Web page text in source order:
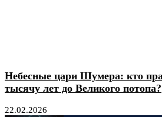
Небесные цари Шумера: кто
тысячу лет до Великого потопа?
22.02.2026